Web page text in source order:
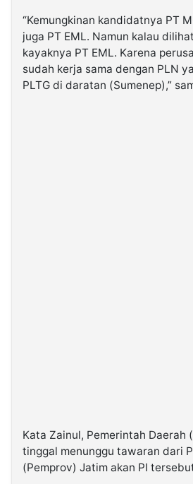
“Kemungkinan kandidatnya PT
juga PT EML. Namun kalau
kayaknya PT EML. Karena
sudah kerja sama dengan PLN
PLTG di daratan (Sumenep),”
Kata Zainul, Pemerintah Daerah
tinggal menunggu tawaran dari
(Pemprov) Jatim akan PI